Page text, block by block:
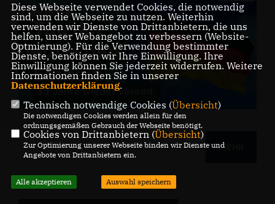
33 Jahre wieder vereint.
MEHR
Diese Webseite verwendet Cookies, die notwendig
sind, um die Webseite zu nutzen. Weiterhin
verwenden wir Dienste von Drittanbietern, die uns
helfen, unser Webangebot zu verbessern (Website-
Optmierung). Für die Verwendung bestimmter
Dienste, benötigen wir Ihre Einwilligung. Ihre
Einwilligung können Sie jederzeit widerrufen. Weitere
Informationen finden Sie in unserer
Datenschutzerklärung.
Technisch notwendige Cookies (Übersicht)
Die notwendigen Cookies werden allein für den
ordnungsgemäßen Gebrauch der Webseite benötigt.
Cookies von Drittanbietern (Übersicht)
Zur Optimierung unserer Webseite binden wir Dienste und
Angebote von Drittanbietern ein.
Alle akzeptieren Auswahl speichern